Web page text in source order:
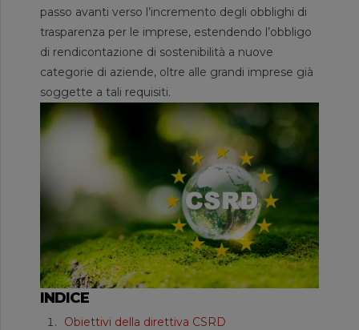
passo avanti verso l’incremento degli obblighi di
trasparenza per le imprese, estendendo l’obbligo
di rendicontazione di sostenibilità a nuove
categorie di aziende, oltre alle grandi imprese già
soggette a tali requisiti.
INDICE
Obiettivi della direttiva CSRD